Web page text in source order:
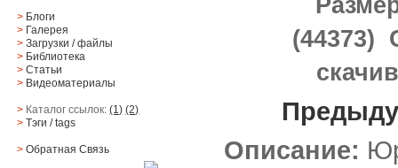
> Блоги
> Галерея
> Загрузки/файлы
> Библиотека
> Статьи
> Видеоматериалы
> Каталог ссылок:(1) (2)
> Тэги/ tags
> Обратная Cвязь
(44373)
Описание: